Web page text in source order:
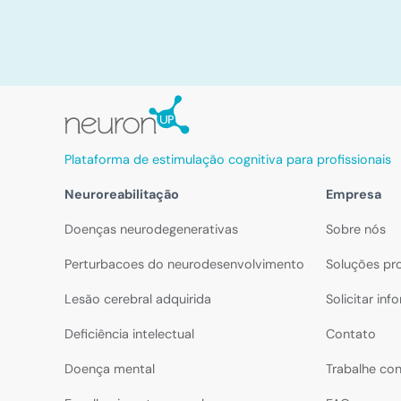
Plataforma de estimulação cognitiva para profissionais
Neuroreabilitação
Doenças neurodegenerativas
Perturbacoes do neurodesenvolvimento
Lesão cerebral adquirida
Deficiência intelectual
Doença mental
Empresa
Sobre nós
Soluções
Solicitar
Contato
Trabalhe